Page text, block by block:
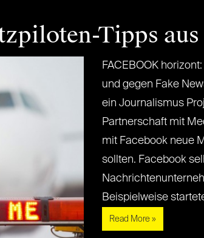
Tipps aus
FACEBOOK
und gegen Fake
ein Journalismus
Partnerschaft mit
mit Facebook neue
sollten. Facebook
Beispielweise
Read More »